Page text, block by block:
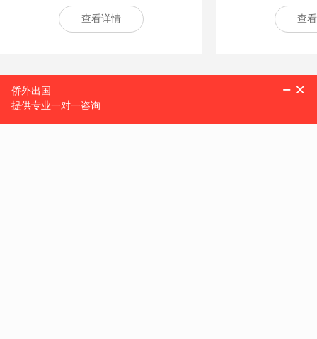
查看详情 查